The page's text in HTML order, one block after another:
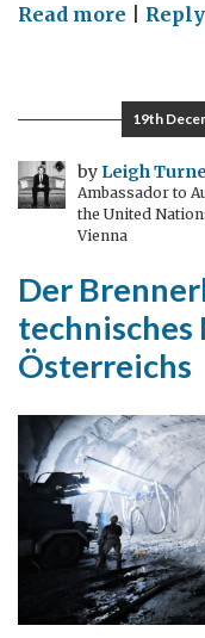
Read more on
Brexit:
EU-
Bürger
in
UK
Briten
in
Reply
19th
by Leigh
Ambassador to
the United
Vienna
Der
Österreichs